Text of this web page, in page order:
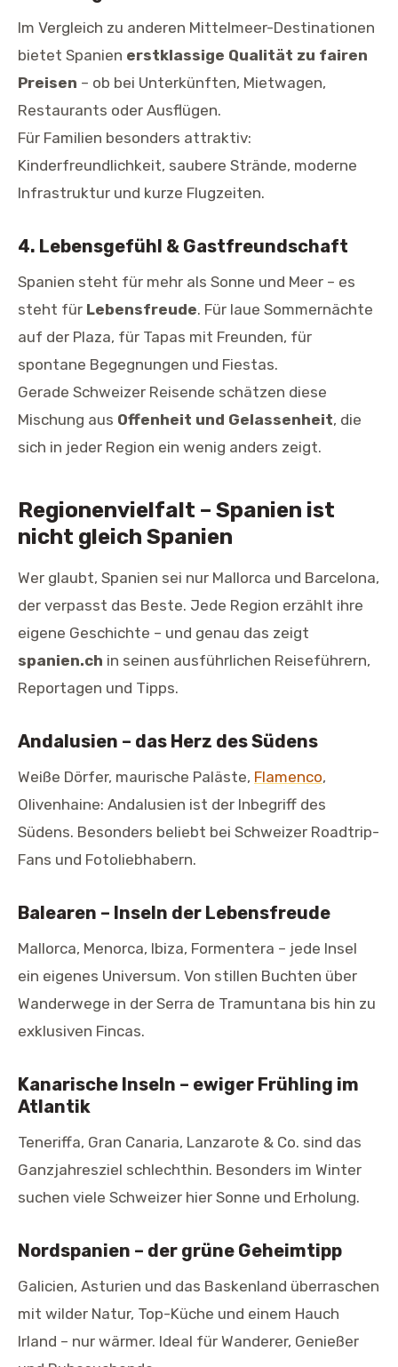
Im Vergleich zu anderen Mittelmeer-Destinationen
bietet Spanien erstklassige Qualität zu fairen
Preisen – ob bei Unterkünften, Mietwagen,
Restaurants oder Ausflügen.
Für Familien besonders attraktiv:
Kinderfreundlichkeit, saubere Strände, moderne
Infrastruktur und kurze Flugzeiten.
4. Lebensgefühl & Gastfreundschaft
Spanien steht für mehr als Sonne und Meer – es
steht für Lebensfreude. Für laue Sommernächte
auf der Plaza, für Tapas mit Freunden, für
spontane Begegnungen und Fiestas.
Gerade Schweizer Reisende schätzen diese
Mischung aus Offenheit und Gelassenheit, die
sich in jeder Region ein wenig anders zeigt.
Regionenvielfalt – Spanien ist
nicht gleich Spanien
Wer glaubt, Spanien sei nur Mallorca und Barcelona,
der verpasst das Beste. Jede Region erzählt ihre
eigene Geschichte – und genau das zeigt
spanien.ch in seinen ausführlichen Reiseführern,
Reportagen und Tipps.
Andalusien – das Herz des Südens
Weiße Dörfer, maurische Paläste, Flamenco,
Olivenhaine: Andalusien ist der Inbegriff des
Südens. Besonders beliebt bei Schweizer Roadtrip-
Fans und Fotoliebhabern.
Balearen – Inseln der Lebensfreude
Mallorca, Menorca, Ibiza, Formentera – jede Insel
ein eigenes Universum. Von stillen Buchten über
Wanderwege in der Serra de Tramuntana bis hin zu
exklusiven Fincas.
Kanarische Inseln – ewiger Frühling im
Atlantik
Teneriffa, Gran Canaria, Lanzarote & Co. sind das
Ganzjahresziel schlechthin. Besonders im Winter
suchen viele Schweizer hier Sonne und Erholung.
Nordspanien – der grüne Geheimtipp
Galicien, Asturien und das Baskenland überraschen
mit wilder Natur, Top-Küche und einem Hauch
Irland – nur wärmer. Ideal für Wanderer, Genießer